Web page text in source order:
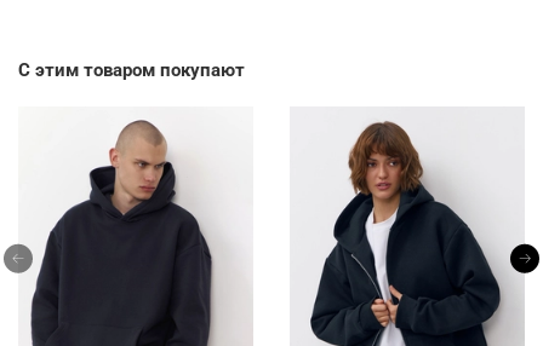
С этим товаром покупают